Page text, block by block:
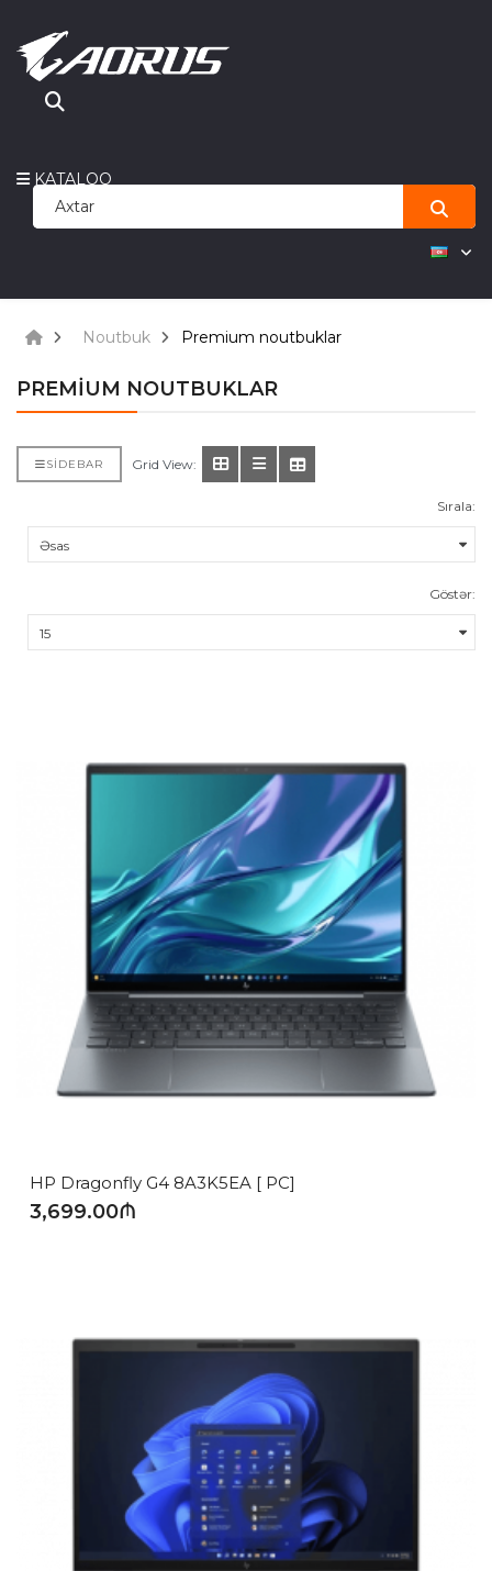
KATALOQ
Noutbuk Premium noutbuklar
PREMIUM NOUTBUKLAR
SIDEBAR Grid View:
Sırala:
Göstər:
HP Dragonfly G4 8A3K5EA [ PC]
3,699.00₼